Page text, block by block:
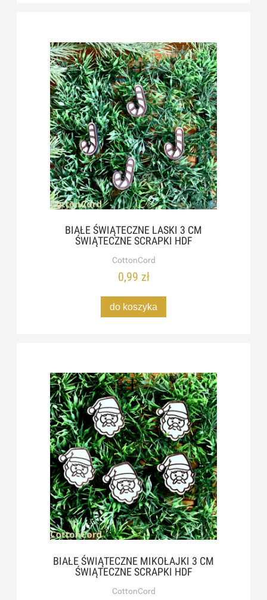
BIAŁE ŚWIĄTECZNE LASKI 3 CM
ŚWIĄTECZNE SCRAPKI HDF
CottonCord
0,99 zł
do koszyka
BIAŁE ŚWIĄTECZNE MIKOŁAJKI 3 CM
ŚWIĄTECZNE SCRAPKI HDF
CottonCord